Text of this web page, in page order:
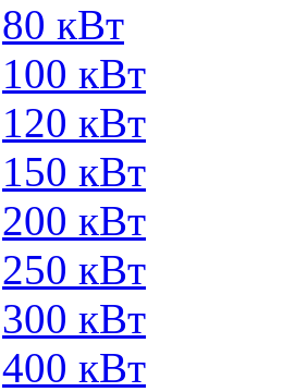
80 кВт
100 кВт
120 кВт
150 кВт
200 кВт
250 кВт
300 кВт
400 кВт